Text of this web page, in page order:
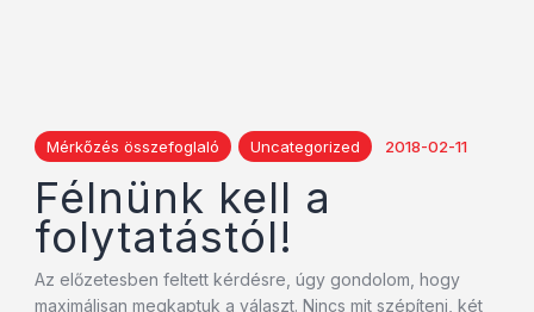
Mérkőzés összefoglaló Uncategorized 2018-02-11
Félnünk kell a
folytatástól!
Az előzetesben feltett kérdésre, úgy gondolom, hogy
maximálisan megkaptuk a választ. Nincs mit szépíteni, két